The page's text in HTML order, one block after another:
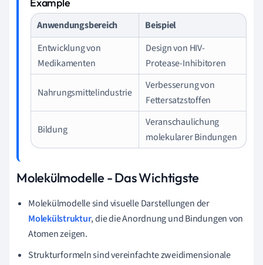
Anwendungsbereich
Beispiel
Entwicklung von
Medikamenten
Design von HIV-
Protease-Inhibitoren
Nahrungsmittelindustrie
Verbesserung von
Fettersatzstoffen
Bildung
Veranschaulichung
molekularer Bindungen
Molekülmodelle - Das Wichtigste
Molekülmodelle sind visuelle Darstellungen der
Molekülstruktur, die die Anordnung und Bindungen von
Atomen zeigen.
Strukturformeln sind vereinfachte zweidimensionale